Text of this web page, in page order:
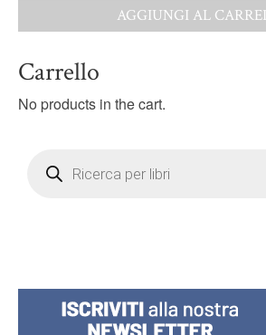
AGGIUNGI AL
Carrello
No products in the cart.
search